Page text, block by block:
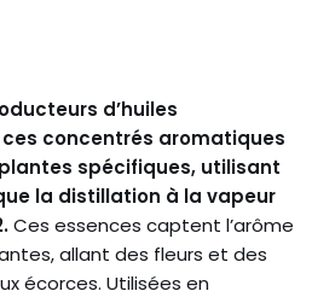
d’huiles
concentrés aromatiques
spécifiques, utilisant
la distillation à la vapeur
Ces essences captent l’arôme
allant des fleurs et des
écorces. Utilisées en